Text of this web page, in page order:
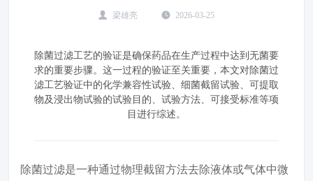
梁雄亮 2026-03-25
除菌过滤工艺的验证是确保药品在生产过程中达到无菌要
求的重要步骤。这一过程的验证至关重要，本文对除菌过
滤工艺验证中的化学兼容性试验、细菌截留试验、可提取
物及浸出物试验的试验目的、试验方法、可接受标准等项
目进行综述。
除菌过滤是一种通过物理截留方法去除液体或气体中微